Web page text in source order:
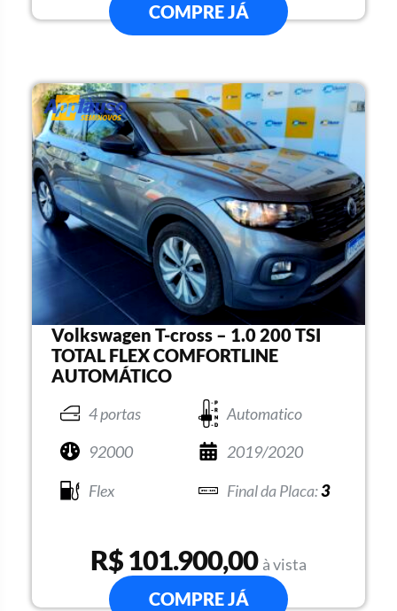
COMPRE JÁ
Volkswagen T-cross – 1.0 200 TSI
TOTAL FLEX COMFORTLINE
AUTOMÁTICO
4 portas
Automatico
92000
2019/2020
Flex
3
R$ 101.900,00 à vista
COMPRE JÁ